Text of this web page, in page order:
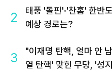
2
태풍 '돌핀'·'찬홈' 한반
예상 경로는?
3
"이재명 탄핵, 얼마 안
열 탄핵' 맞힌 무당, '성